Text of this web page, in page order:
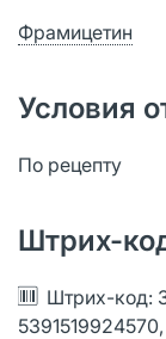
Фрамицетин
Условия
По рецепту
Штрих-
Штрих-код: